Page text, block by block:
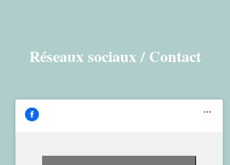
Réseaux sociaux / Contact